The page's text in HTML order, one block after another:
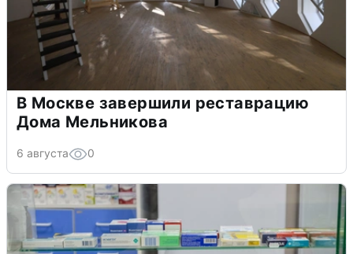
В Москве завершили реставрацию
Дома Мельникова
6 августа 0